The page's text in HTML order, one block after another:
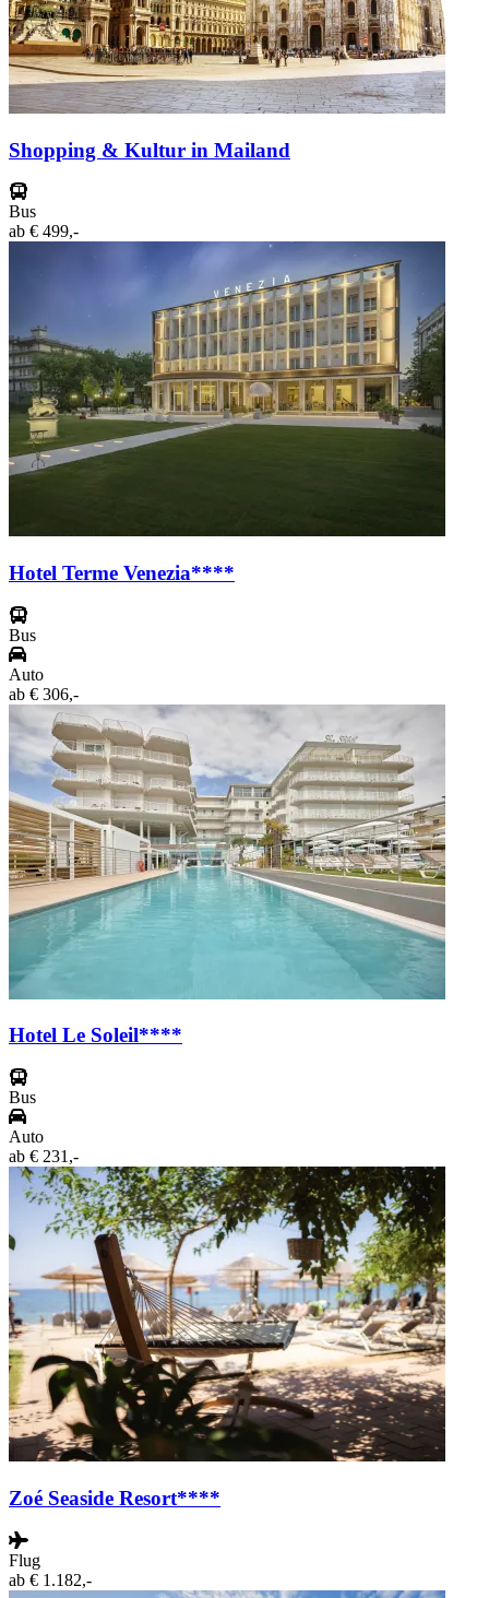
Shopping & Kultur in Mailand
Bus
ab € 499,-
Hotel Terme Venezia****
Bus
Auto
ab € 306,-
Hotel Le Soleil****
Bus
Auto
ab € 231,-
Zoé Seaside Resort****
Flug
ab € 1.182,-